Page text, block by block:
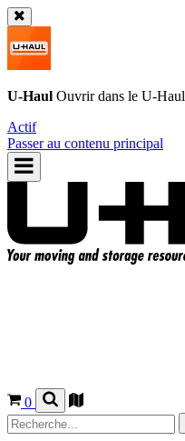
U-Haul Ouvrir dans le U-Haul
Actif
Passer au contenu principal
0